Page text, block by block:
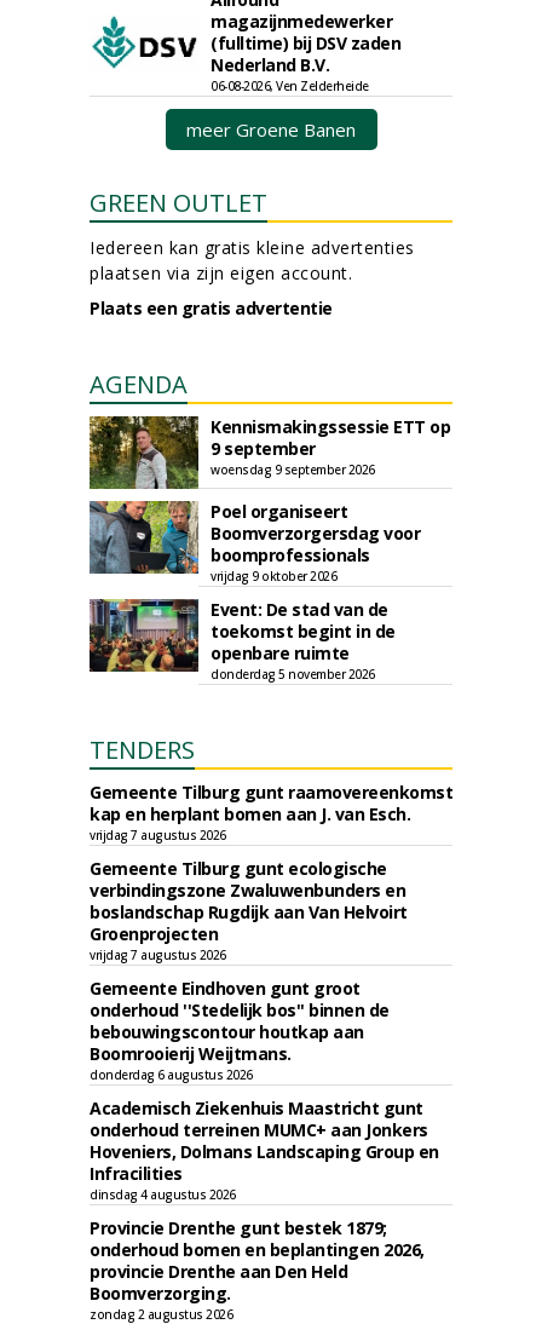
magazijnmedewerker
(fulltime) bij DSV zaden
Nederland B.V.
06-08-2026, Ven Zelderheide
meer Groene Banen
GREEN OUTLET
Iedereen kan gratis kleine advertenties
plaatsen via zijn eigen account.
Plaats een gratis advertentie
AGENDA
Kennismakingssessie ETT op
9 september
woensdag 9 september 2026
Poel organiseert
Boomverzorgersdag voor
boomprofessionals
vrijdag 9 oktober 2026
Event: De stad van de
toekomst begint in de
openbare ruimte
donderdag 5 november 2026
TENDERS
Gemeente Tilburg gunt raamovereenkomst
kap en herplant bomen aan J. van Esch.
vrijdag 7 augustus 2026
Gemeente Tilburg gunt ecologische
verbindingszone Zwaluwenbunders en
boslandschap Rugdijk aan Van Helvoirt
Groenprojecten
vrijdag 7 augustus 2026
Gemeente Eindhoven gunt groot
onderhoud ''Stedelijk bos'' binnen de
bebouwingscontour houtkap aan
Boomrooierij Weijtmans.
donderdag 6 augustus 2026
Academisch Ziekenhuis Maastricht gunt
onderhoud terreinen MUMC+ aan Jonkers
Hoveniers, Dolmans Landscaping Group en
Infracilities
dinsdag 4 augustus 2026
Provincie Drenthe gunt bestek 1879;
onderhoud bomen en beplantingen 2026,
provincie Drenthe aan Den Held
Boomverzorging.
zondag 2 augustus 2026